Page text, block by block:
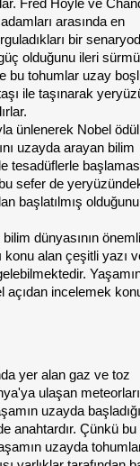
arasında en
bir
olduğunu ileri
bu tohumlar uzay
ile taşınarak
ünlenerek Nobel
uzayda arayan bilim
tesadüflerle
sefer de
başlatılmış
dünyasının
konu alan çeşitli yazı
açıdan incelemek
yer alan gaz ve toz
ulaşan
uzayda
anahtardır. Çünkü
uzayda